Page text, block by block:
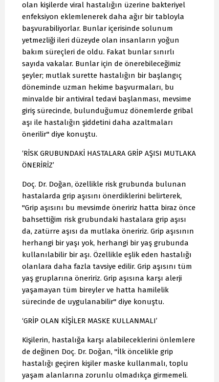
olan kişilerde viral hastalığın üzerine bakteriyel
enfeksiyon eklemlenerek daha ağır bir tabloyla
başvurabiliyorlar. Bunlar içerisinde solunum
yetmezliği ileri düzeyde olan insanların yoğun
bakım süreçleri de oldu. Fakat bunlar sınırlı
sayıda vakalar. Bunlar için de önerebileceğimiz
şeyler; mutlak surette hastalığın bir başlangıç
döneminde uzman hekime başvurmaları, bu
minvalde bir antiviral tedavi başlanması, mevsime
giriş sürecinde, bulunduğumuz dönemlerde gribal
aşı ile hastalığın şiddetini daha azaltmaları
önerilir" diye konuştu.
‘RİSK GRUBUNDAKİ HASTALARA GRİP AŞISI MUTLAKA
ÖNERİRİZ’
Doç. Dr. Doğan, özellikle risk grubunda bulunan
hastalarda grip aşısını önerdiklerini belirterek,
"Grip aşısını bu mevsimde öneririz hatta biraz önce
bahsettiğim risk grubundaki hastalara grip aşısı
da, zatürre aşısı da mutlaka öneririz. Grip aşısının
herhangi bir yaşı yok, herhangi bir yaş grubunda
kullanılabilir bir aşı. Özellikle eşlik eden hastalığı
olanlara daha fazla tavsiye edilir. Grip aşısını tüm
yaş gruplarına öneririz. Grip aşısına karşı alerji
yaşamayan tüm bireyler ve hatta hamilelik
sürecinde de uygulanabilir" diye konuştu.
‘GRİP OLAN KİŞİLER MASKE KULLANMALI’
Kişilerin, hastalığa karşı alabileceklerini önlemlere
de değinen Doç. Dr. Doğan, "İlk öncelikle grip
hastalığı geçiren kişiler maske kullanmalı, toplu
yaşam alanlarına zorunlu olmadıkça girmemeli.